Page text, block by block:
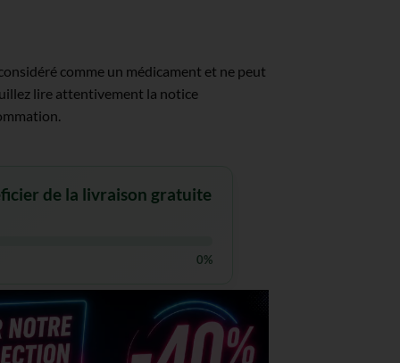
comme un médicament et ne peut
lire attentivement la notice
de la livraison gratuite
0%